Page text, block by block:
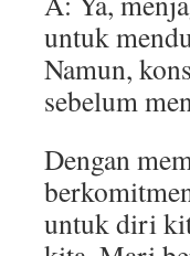
untuk
Namun,
sebelum
Dengan
untuk diri